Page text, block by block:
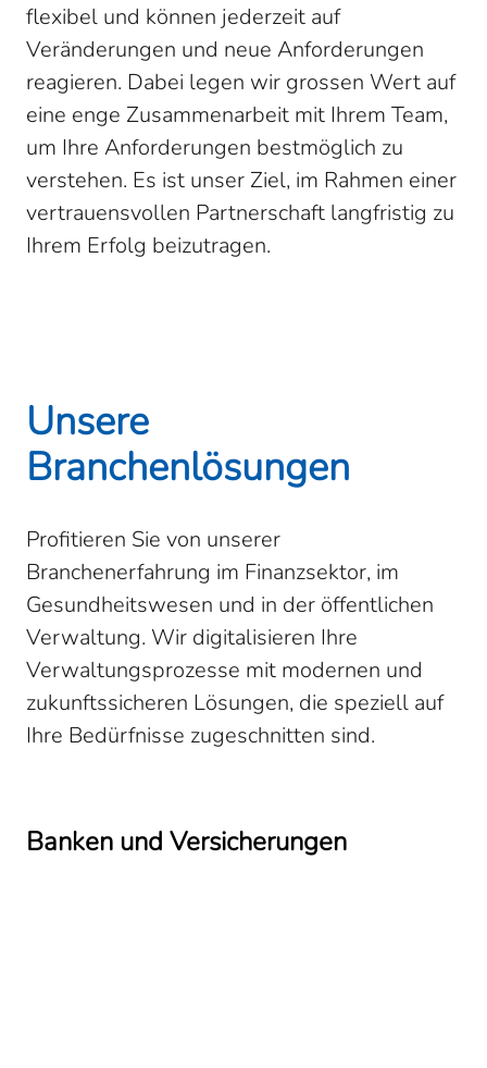
flexibel und können jederzeit auf
Veränderungen und neue Anforderungen
reagieren. Dabei legen wir grossen Wert auf
eine enge Zusammenarbeit mit Ihrem Team,
um Ihre Anforderungen bestmöglich zu
verstehen. Es ist unser Ziel, im Rahmen einer
vertrauensvollen Partnerschaft langfristig zu
Ihrem Erfolg beizutragen.
Unsere
Branchenlösungen
Profitieren Sie von unserer
Branchenerfahrung im Finanzsektor, im
Gesundheitswesen und in der öffentlichen
Verwaltung. Wir digitalisieren Ihre
Verwaltungsprozesse mit modernen und
zukunftssicheren Lösungen, die speziell auf
Ihre Bedürfnisse zugeschnitten sind.
Banken und Versicherungen